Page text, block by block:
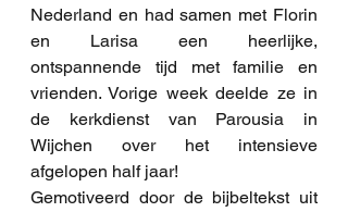
Nederland en had samen met Florin
en Larisa een heerlijke,
ontspannende tijd met familie en
vrienden. Vorige week deelde ze in
de kerkdienst van Parousia in
Wijchen over het intensieve
afgelopen half jaar!
Gemotiveerd door de bijbeltekst uit